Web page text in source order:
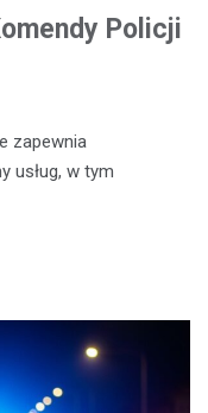
Policji
zapewnia
usług, w tym